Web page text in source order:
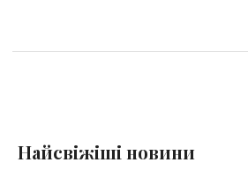
Найсвіжіші новини